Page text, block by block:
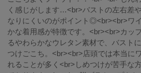
く感じがします…<br>バストの左右差
なりにくいのがポイント◎<br><br>ワ
かな着用感が特徴です。<br><br>カッ
るやわらかなウレタン素材で、バスト
つけごこち。<br><br>店頭では本当に
れることが多く<br>しめつけが苦手な